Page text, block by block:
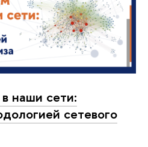
наши сети:
сетевого